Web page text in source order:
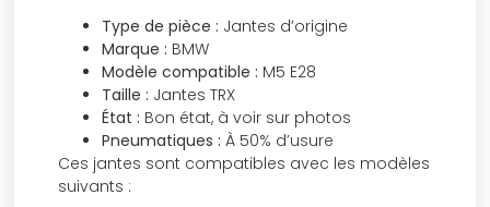
Type de pièce : Jantes d’origine
Marque : BMW
Modèle compatible : M5 E28
Taille : Jantes TRX
État : Bon état, à voir sur photos
Pneumatiques : À 50% d’usure
Ces jantes sont compatibles avec les modèles
suivants :